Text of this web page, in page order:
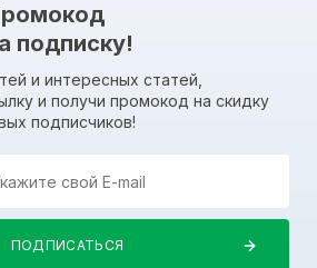
подписку!
и интересных статей,
и получи промокод на скидку
подписчиков!